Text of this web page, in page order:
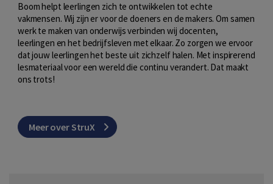
Boom helpt leerlingen zich te ontwikkelen tot echte
vakmensen. Wij zijn er voor de doeners en de makers. Om samen
werk te maken van onderwijs verbinden wij docenten,
leerlingen en het bedrijfsleven met elkaar. Zo zorgen we ervoor
dat jouw leerlingen het beste uit zichzelf halen. Met inspirerend
lesmateriaal voor een wereld die continu verandert. Dat maakt
ons trots!
Meer over StruX